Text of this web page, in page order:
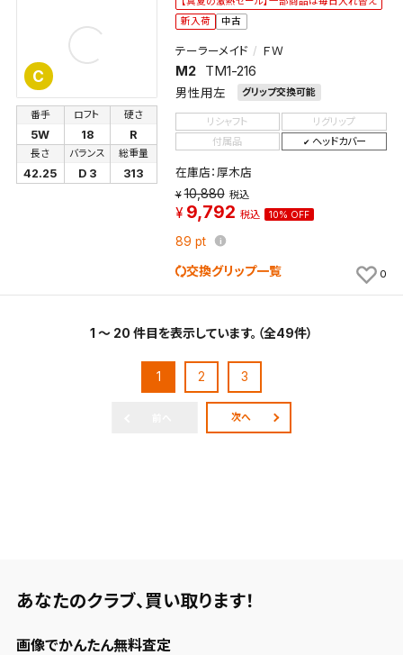
C
新入荷
中古
テーラーメイド ＦＷ
M2 TM1-216
男性用左
グリップ交換可能
番手
5W
ロフト
18
硬さ
R
長さ
42.25
バランス
D 3
総重量
313
リシャフト
リグリップ
付属品
ヘッドカバー
在庫店：厚木店
10,880 税込
9,792 税込 10% OFF
89 pt
交換グリップ一覧 0
1 ～ 20 件目を表示しています。（全49件）
1 2 3
次へ
あなたのクラブ、 買い取ります！
画像でかんたん無料査定